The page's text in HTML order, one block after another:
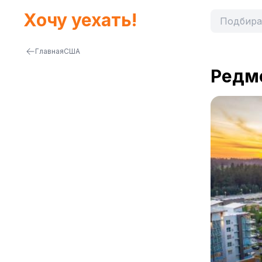
Хочу уехать!
ГлавнаяСША